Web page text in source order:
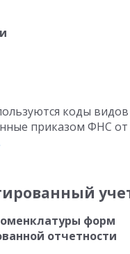
коды
приказом ФНС от
форм
отчетности